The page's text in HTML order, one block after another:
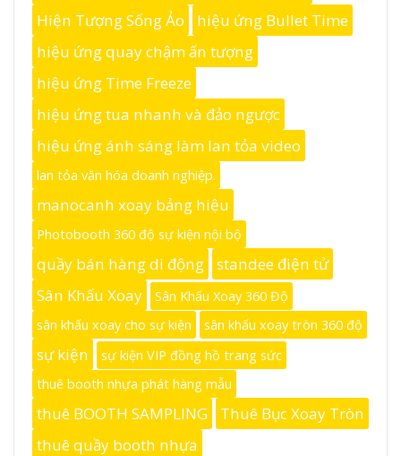
Hiện Tượng Sống Ảo
hiệu ứng Bullet Time
hiệu ứng quay chậm ấn tượng
hiệu ứng Time Freeze
hiệu ứng tua nhanh và đảo ngược
hiệu ứng ánh sáng làm lan tỏa video
lan tỏa văn hóa doanh nghiệp.
manocanh xoay bảng hiệu
Photobooth 360 độ sự kiện nội bộ
quầy bán hàng di động
standee điện tử
Sân Khấu Xoay
Sân Khấu Xoay 360 Độ
sân khấu xoay cho sự kiện
sân khấu xoay tròn 360 độ
sự kiện
sự kiện VIP đồng hồ trang sức
thuê booth nhựa phát hàng mẫu
thuê BOOTH SAMPLING
Thuê Bục Xoay Tròn
thuê quầy booth nhựa